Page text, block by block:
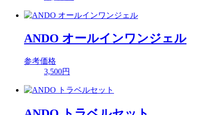
ANDO オールインワンジェル
参考価格
3,500円